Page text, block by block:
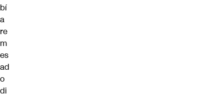
bí
a
re
m
es
ad
o
di